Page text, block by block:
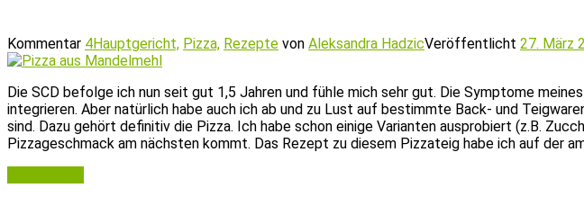
Kommentar 4Hauptgericht, Pizza, Rezepte von Aleksandra HadzicVeröffentlicht 27. März
Die SCD befolge ich nun seit gut 1,5 Jahren und fühle mich sehr gut. Die Symptome
integrieren. Aber natürlich habe auch ich ab und zu Lust auf bestimmte Back- und
sind. Dazu gehört definitiv die Pizza. Ich habe schon einige Varianten ausprobiert (z.B.
Pizzageschmack am nächsten kommt. Das Rezept zu diesem Pizzateig habe ich auf der